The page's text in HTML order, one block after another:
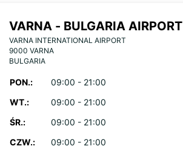
VARNA - BULGARIA AIRPORT
VARNA INTERNATIONAL AIRPORT
9000 VARNA
BULGARIA
PON.:
09:00 - 21:00
WT.:
09:00 - 21:00
ŚR.:
09:00 - 21:00
CZW.:
09:00 - 21:00